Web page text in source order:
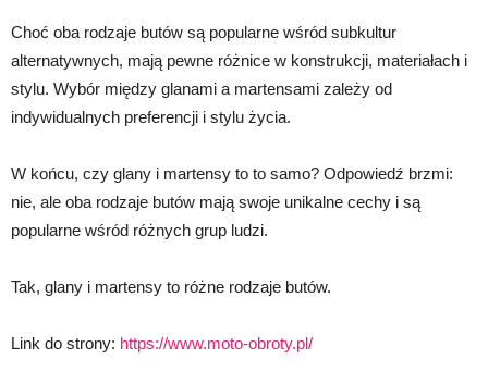
Choć oba rodzaje butów są popularne wśród subkultur
alternatywnych, mają pewne różnice w konstrukcji, materiałach i
stylu. Wybór między glanami a martensami zależy od
indywidualnych preferencji i stylu życia.
W końcu, czy glany i martensy to to samo? Odpowiedź brzmi:
nie, ale oba rodzaje butów mają swoje unikalne cechy i są
popularne wśród różnych grup ludzi.
Tak, glany i martensy to różne rodzaje butów.
Link do strony: https://www.moto-obroty.pl/